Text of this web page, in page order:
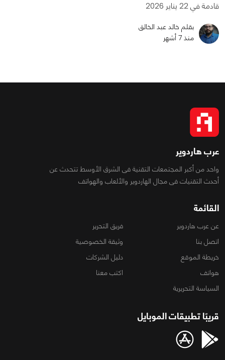
قادمة في 22 يناير 2026
بقلم خالد عبد الخالق
منذ 7 أشهر
عرب هاردوير
واحد من أكبر المجتمعات التقنية فى الشرق الأوسط تتحدث عن
أحدث التقنيات فى مجال الهاردوير والألعاب والهواتف
القائمة
عن عرب هاردوير
فريق التحرير
اتصل بنا
وثيقة الخصوصية
خريطة الموقع
دليل الشركات
هواتف
اكتب معنا
السياسة التحريرية
قريبًا تطبيقات الموبايل